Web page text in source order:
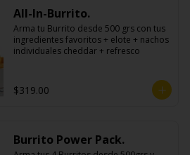
All-In-Burrito.
Arma tu Burrito desde 500 grs con tus
ingredientes favoritos + elote + nachos
individuales cheddar + refresco
$319.00
Burrito Power Pack.